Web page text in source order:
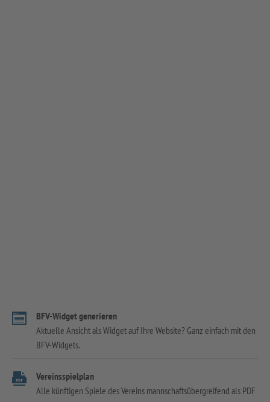
BFV-Widget generieren
Aktuelle Ansicht als Widget auf Ihre Website? Ganz einfach mit den
BFV-Widgets.
Vereinsspielplan
Alle künftigen Spiele des Vereins mannschaftsübergreifend als PDF